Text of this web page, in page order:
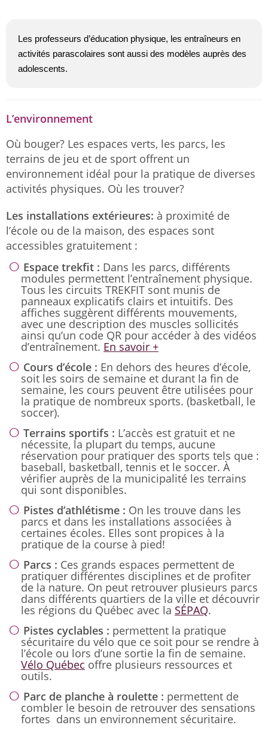
Les professeurs d’éducation physique, les entraîneurs en
activités parascolaires sont aussi des modèles auprès des
adolescents.
L’environnement
Où bouger? Les espaces verts, les parcs, les
terrains de jeu et de sport offrent un
environnement idéal pour la pratique de diverses
activités physiques. Où les trouver?
Les installations extérieures: à proximité de
l’école ou de la maison, des espaces sont
accessibles gratuitement :
Espace trekfit : Dans les parcs, différents
modules permettent l’entraînement physique.
Tous les circuits TREKFIT sont munis de
panneaux explicatifs clairs et intuitifs. Des
affiches suggèrent différents mouvements,
avec une description des muscles sollicités
ainsi qu’un code QR pour accéder à des vidéos
d’entraînement. En savoir +
Cours d’école : En dehors des heures d’école,
soit les soirs de semaine et durant la fin de
semaine, les cours peuvent être utilisées pour
la pratique de nombreux sports. (basketball, le
soccer).
Terrains sportifs : L’accès est gratuit et ne
nécessite, la plupart du temps, aucune
réservation pour pratiquer des sports tels que :
baseball, basketball, tennis et le soccer. À
vérifier auprès de la municipalité les terrains
qui sont disponibles.
Pistes d’athlétisme : On les trouve dans les
parcs et dans les installations associées à
certaines écoles. Elles sont propices à la
pratique de la course à pied!
Parcs : Ces grands espaces permettent de
pratiquer différentes disciplines et de profiter
de la nature. On peut retrouver plusieurs parcs
dans différents quartiers de la ville et découvrir
les régions du Québec avec la SÉPAQ.
Pistes cyclables : permettent la pratique
sécuritaire du vélo que ce soit pour se rendre à
l’école ou lors d’une sortie la fin de semaine.
Vélo Québec offre plusieurs ressources et
outils.
Parc de planche à roulette : permettent de
combler le besoin de retrouver des sensations
fortes dans un environnement sécuritaire.